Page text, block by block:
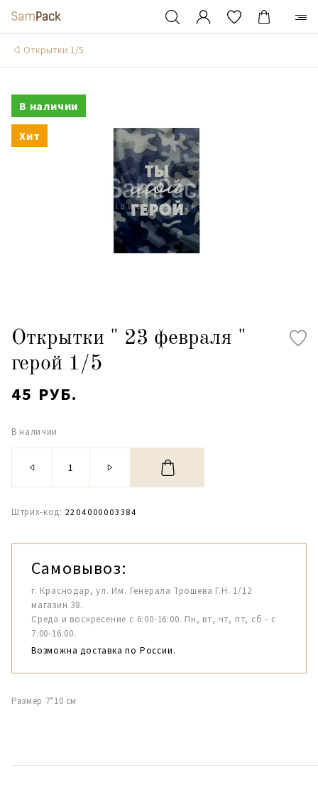
Открытки 1/5
В наличии
Хит
Открытки " 23 февраля "
герой 1/5
45 РУБ.
В наличии
Штрих-код: 2204000003384
Самовывоз:
г. Краснодар, ул. Им. Генерала Трошева Г.Н. 1/12
магазин 38.
Среда и воскресение с 6:00-16:00. Пн, вт, чт, пт, сб - с
7:00-16:00.
Возможна доставка по России.
Размер 7*10 см